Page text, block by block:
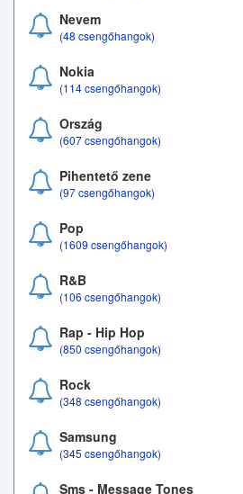
Nevem
(48 csengőhangok)
Nokia
(114 csengőhangok)
Ország
(607 csengőhangok)
Pihentető zene
(97 csengőhangok)
Pop
(1609 csengőhangok)
R&B
(106 csengőhangok)
Rap - Hip Hop
(850 csengőhangok)
Rock
(348 csengőhangok)
Samsung
(345 csengőhangok)
Sms - Message Tones